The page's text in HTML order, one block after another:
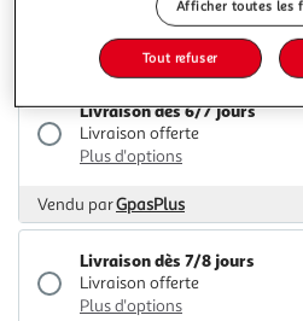
Plus d'options
Vendu par M25
Livraison dès 6/7 jours
Livraison offerte
Plus d'options
Vendu parGpasPlus
Livraison dès 7/8 jours
Livraison offerte
Plus d'options
Afficher toutes les
Tout refuser